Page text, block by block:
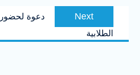
Next
post:
دعوة
الطلابية